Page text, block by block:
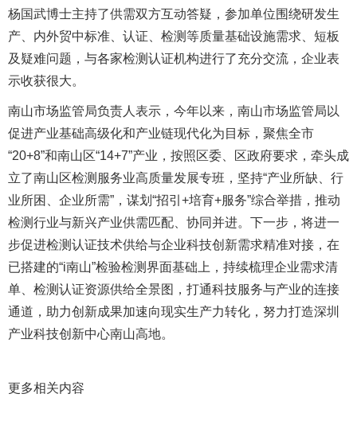
杨国武博士主持了供需双方互动答疑，参加单位围绕研发生
产、内外贸中标准、认证、检测等质量基础设施需求、短板
及疑难问题，与各家检测认证机构进行了充分交流，企业表
示收获很大。
南山市场监管局负责人表示，今年以来，南山市场监管局以
促进产业基础高级化和产业链现代化为目标，聚焦全市
“20+8”和南山区“14+7”产业，按照区委、区政府要求，牵头成
立了南山区检测服务业高质量发展专班，坚持“产业所缺、行
业所困、企业所需”，谋划“招引+培育+服务”综合举措，推动
检测行业与新兴产业供需匹配、协同并进。下一步，将进一
步促进检测认证技术供给与企业科技创新需求精准对接，在
已搭建的“i南山”检验检测界面基础上，持续梳理企业需求清
单、检测认证资源供给全景图，打通科技服务与产业的连接
通道，助力创新成果加速向现实生产力转化，努力打造深圳
产业科技创新中心南山高地。
更多相关内容